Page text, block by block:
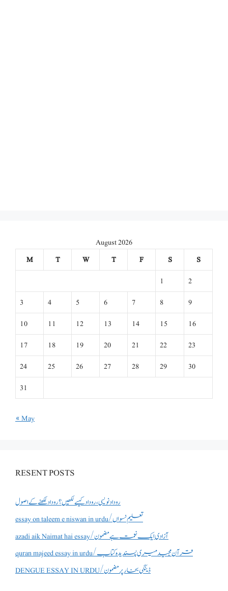
August 2026
M
T W T F S
S
1
2
3
4 5 6 7 8
9
10
11 12 13 14 15
16
17
18 19 20 21 22
23
24
25 26 27 28 29
30
31
« May
RESENT POSTS
روداد نویسی ،روداد کیسے لکھیں؟ روداد لکھنے کے اصول
essay on taleem e niswan in urdu/تعلیم نسواں
azadi aik Naimat hai essay/آزادی ایک نعمت ہے مضمون
quran majeed essay in urdu/قرآن مجید میری پسندیدہ کتاب
DENGUE ESSAY IN URDU/ڈینگی بخار پر مضمون